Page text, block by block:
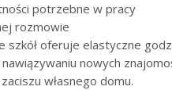
potrzebne w pracy
rozmowie
oferuje elastyczne
nowych
własnego domu.